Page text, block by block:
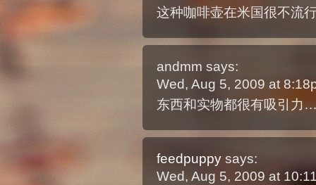
这种咖啡壶在米国很不流
andmm says:
Wed, Aug 5, 2009 at
东西和实物都很有吸引
feedpuppy says:
Wed, Aug 5, 2009 at